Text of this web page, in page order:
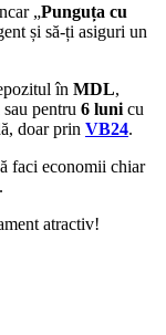
„Punguța cu
și să-ți asiguri un
în MDL,
sau pentru 6 luni cu
doar prin VB24.
faci economii chiar
atractiv!